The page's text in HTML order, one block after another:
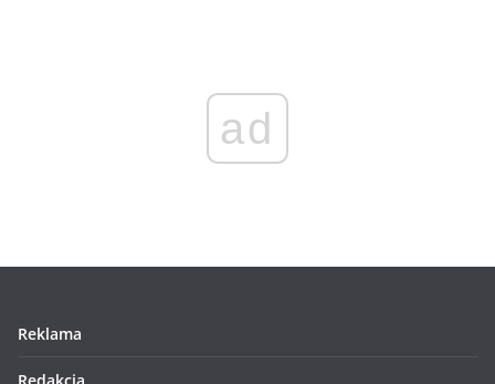
ad
Reklama